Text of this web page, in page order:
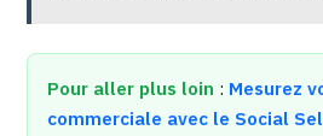
Pour aller plus loin : Mesurez
commerciale avec le Social